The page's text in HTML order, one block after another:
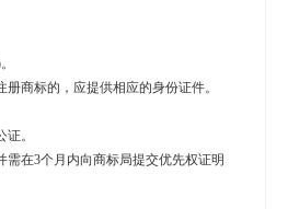
商标的，应提供相应的身份证件。
。
在3个月内向商标局提交优先权证明